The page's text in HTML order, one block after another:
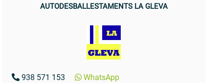
AUTODESBALLESTAMENTS LA GLEVA
938 571 153
WhatsApp